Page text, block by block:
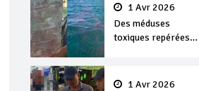
1 Avr 2026
Des méduses
toxiques repérées
1 Avr 2026